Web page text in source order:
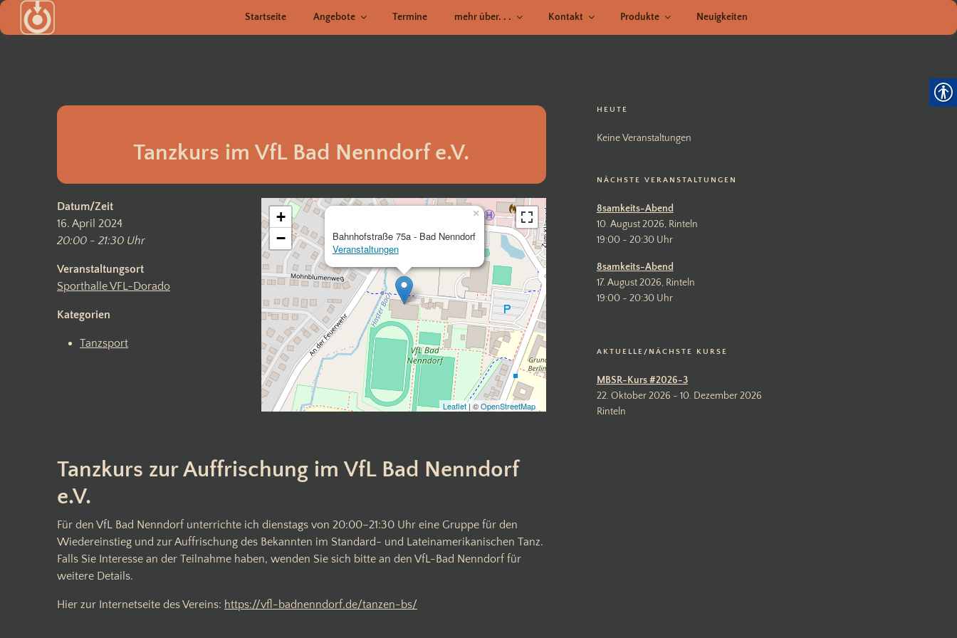
Zum
Inhalt
Startseite Angebote Termine mehr über. . . Kontakt Produkte Neuigkeiten
Tanzkurs im VfL Bad Nenndorf e.V.
Bahnhofstraße 75a - Bad Nenndorf
Veranstaltungen
×
+
−
Leaflet| ©OpenStreetMap
Datum/Zeit
16. April 2024
20:00 - 21:30 Uhr
Veranstaltungsort
Sporthalle VFL-Dorado
Kategorien
Tanzsport
Tanzkurs zur Auffrischung im VfL Bad Nenndorf
e.V.
Für den VfL Bad Nenndorf unterrichte ich dienstags von 20:00–21:30 Uhr eine Gruppe für den
Wiedereinstieg und zur Auffrischung des Bekannten im Standard- und Lateinamerikanischen Tanz.
Falls Sie Interesse an der Teilnahme haben, wenden Sie sich bitte an den VfL-Bad Nenndorf für
weitere Details.
Hier zur Internetseite des Vereins: https://vfl-badnenndorf.de/tanzen-bs/
HEUTE
Keine Veranstaltungen
NÄCHSTE VERANSTALTUNGEN
8samkeits-Abend
10. August 2026, Rinteln
19:00 - 20:30 Uhr
8samkeits-Abend
17. August 2026, Rinteln
19:00 - 20:30 Uhr
AKTUELLE/NÄCHSTE KURSE
MBSR-Kurs #2026-3
22. Oktober 2026 - 10. Dezember 2026
Rinteln